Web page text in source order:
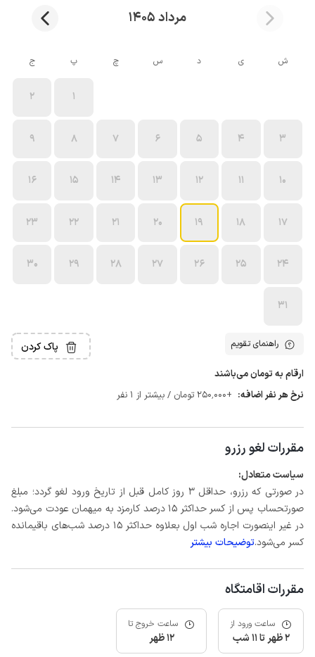
مرداد 1405
ش ی د س چ پ ج
1
2
3
4
5
6
7
8
9
10
11
12
13
14
15
16
17
18
19
20
21
22
23
24
25
26
27
28
29
30
31
راهنمای تقویم پاک کردن
ارقام به تومان می‌باشند
نرخ هر نفر اضافه: +250٬000 تومان / بیشتر از 1 نفر
مقررات لغو رزرو
سیاست متعادل:
در صورتی که رزرو، حداقل 3 روز کامل قبل از تاریخ ورود لغو گردد؛ مبلغ
صورتحساب پس از کسر حداکثر 15 درصد کارمزد به میهمان عودت می‌شود.
در غیر اینصورت اجاره شب اول بعلاوه حداکثر 15 درصد شب‌های باقیمانده
کسر می‌شود.توضیحات بیشتر
مقررات اقامتگاه
ساعت ورود از
2 ظهر تا 11 شب
ساعت خروج تا
12 ظهر